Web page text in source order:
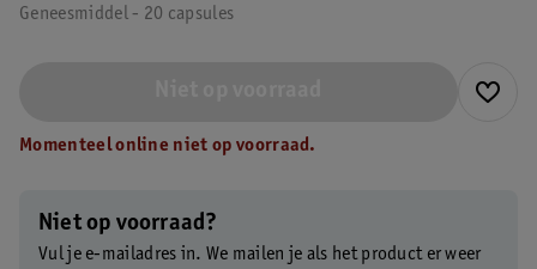
Geneesmiddel - 20 capsules
Momenteel online niet op voorraad.
Niet op voorraad?
Vul je e-mailadres in. We mailen je als het product er weer